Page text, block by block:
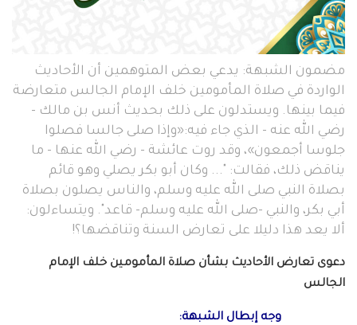
مضمون الشبهة: يدعي بعض المتوهمين أن الأحاديث
الواردة في صلاة المأمومين خلف الإمام الجالس متعارضة
فيما بينها. ويستدلون على ذلك بحديث أنس بن مالك -
رضي الله عنه - الذي جاء فيه:«وإذا صلى جالسا فصلوا
جلوسا أجمعون»، وقد روت عائشة - رضي الله عنها - ما
يناقض ذلك، فقالت: "... وكان أبو بكر يصلي وهو قائم
بصلاة النبي صلى الله عليه وسلم، والناس يصلون بصلاة
أبي بكر، والنبي -صلى الله عليه وسلم- قاعد". ويتساءلون:
ألا يعد هذا دليلا على تعارض السنة وتناقضها؟!
دعوى تعارض الأحاديث بشأن صلاة المأمومين خلف الإمام
الجالس
وجه إبطال الشبهة: